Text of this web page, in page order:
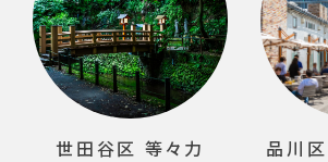
世田谷区 等々力 品川